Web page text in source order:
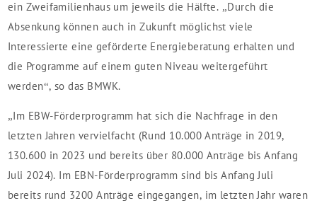
ein Zweifamilienhaus um jeweils die Hälfte. „Durch die
Absenkung können auch in Zukunft möglichst viele
Interessierte eine geförderte Energieberatung erhalten und
die Programme auf einem guten Niveau weitergeführt
werden“, so das BMWK.
„Im EBW-Förderprogramm hat sich die Nachfrage in den
letzten Jahren vervielfacht (Rund 10.000 Anträge in 2019,
130.600 in 2023 und bereits über 80.000 Anträge bis Anfang
Juli 2024). Im EBN-Förderprogramm sind bis Anfang Juli
bereits rund 3200 Anträge eingegangen, im letzten Jahr waren